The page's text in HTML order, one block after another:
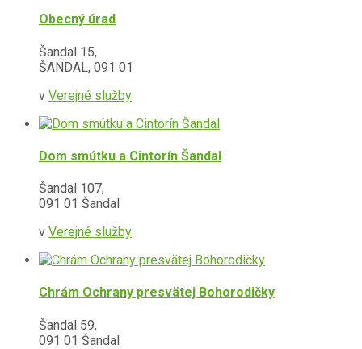
Obecný úrad
Šandal 15,
ŠANDAL, 091 01
v Verejné služby
Dom smútku a Cintorín Šandal
Šandal 107,
091 01 Šandal
v Verejné služby
Chrám Ochrany presvätej Bohorodičky
Šandal 59,
091 01 Šandal